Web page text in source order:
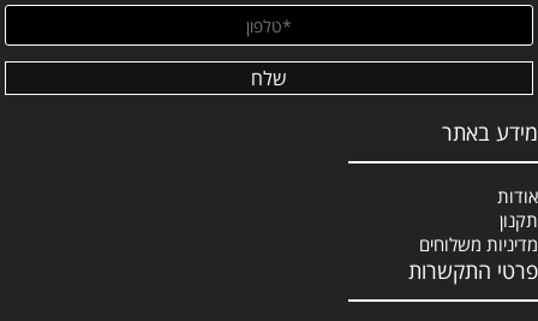
מידע באתר
אודות
תקנון
מדיניות משלוחים
פרטי התקשרות